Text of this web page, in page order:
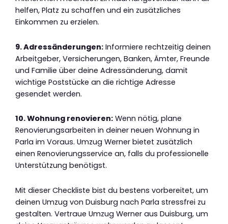
helfen, Platz zu schaffen und ein zusätzliches
Einkommen zu erzielen.
9. Adressänderungen: Informiere rechtzeitig deinen
Arbeitgeber, Versicherungen, Banken, Ämter, Freunde
und Familie über deine Adressänderung, damit
wichtige Poststücke an die richtige Adresse
gesendet werden.
10. Wohnung renovieren: Wenn nötig, plane
Renovierungsarbeiten in deiner neuen Wohnung in
Parla im Voraus. Umzug Werner bietet zusätzlich
einen Renovierungsservice an, falls du professionelle
Unterstützung benötigst.
Mit dieser Checkliste bist du bestens vorbereitet, um
deinen Umzug von Duisburg nach Parla stressfrei zu
gestalten. Vertraue Umzug Werner aus Duisburg, um